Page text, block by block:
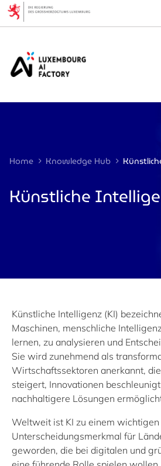
Home Knowledge Hub
Künstliche
Künstliche Intelligenz (KI)
Maschinen, menschliche
lernen, zu analysieren und
Sie wird zunehmend als
Wirtschaftssektoren anerkannt,
steigert, Innovationen beschleunigt
nachhaltigere Lösungen
Weltweit ist KI zu einem wichtigen
Unterscheidungsmerkmal für
geworden, die bei digitalen und
Cookies management panel